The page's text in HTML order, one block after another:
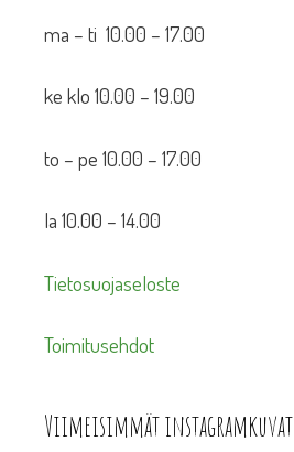
ma – ti 10.00 – 17.00
ke klo 10.00 – 19.00
to – pe 10.00 – 17.00
la 10.00 – 14.00
Tietosuojaseloste
Toimitusehdot
Viimeisimmät instagramkuvat